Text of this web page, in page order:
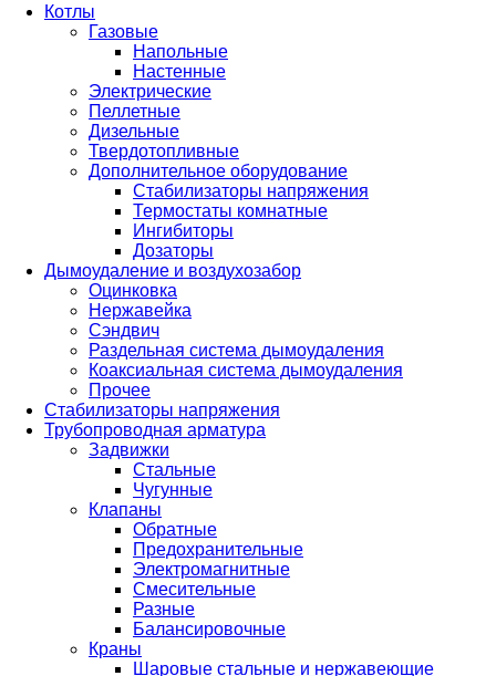
Котлы
Газовые
Напольные
Настенные
Электрические
Пеллетные
Дизельные
Твердотопливные
Дополнительное оборудование
Стабилизаторы напряжения
Термостаты комнатные
Ингибиторы
Дозаторы
Дымоудаление и воздухозабор
Оцинковка
Нержавейка
Сэндвич
Раздельная система дымоудаления
Коаксиальная система дымоудаления
Прочее
Стабилизаторы напряжения
Трубопроводная арматура
Задвижки
Стальные
Чугунные
Клапаны
Обратные
Предохранительные
Электромагнитные
Смесительные
Разные
Балансировочные
Краны
Шаровые стальные и нержавеющие